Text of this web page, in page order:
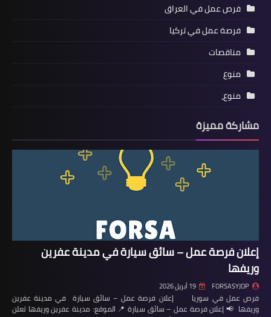
فرص عمل في العراق
فرصة عمل في تركيا
مناقصات
منوع
منوع،
مشاركة مميزة
إعلان فرصة عمل – سائق سيارة في مدينة عفرين
وريفها
FORSASYJOP 19 أبريل 2026
فرص عمل في سوريا إعلان فرصة عمل – سائق سيارة في مدينة عفرين
وريفها 📢 إعلان فرصة عمل – سائق سيارة 📍 الموقع: مدينة عفرين وريفها تعلن